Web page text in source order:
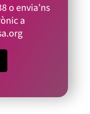
o envia’ns
a